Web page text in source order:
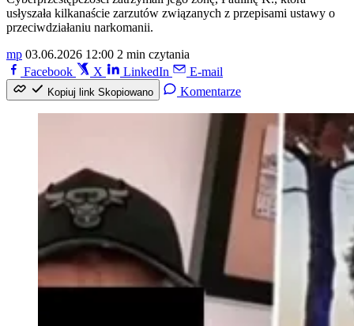
usłyszała kilkanaście zarzutów związanych z przepisami ustawy o
przeciwdziałaniu narkomanii.
mp 03.06.2026 12:00 2 min czytania
Facebook
X LinkedIn E-mail
Kopiuj link Skopiowano Komentarze